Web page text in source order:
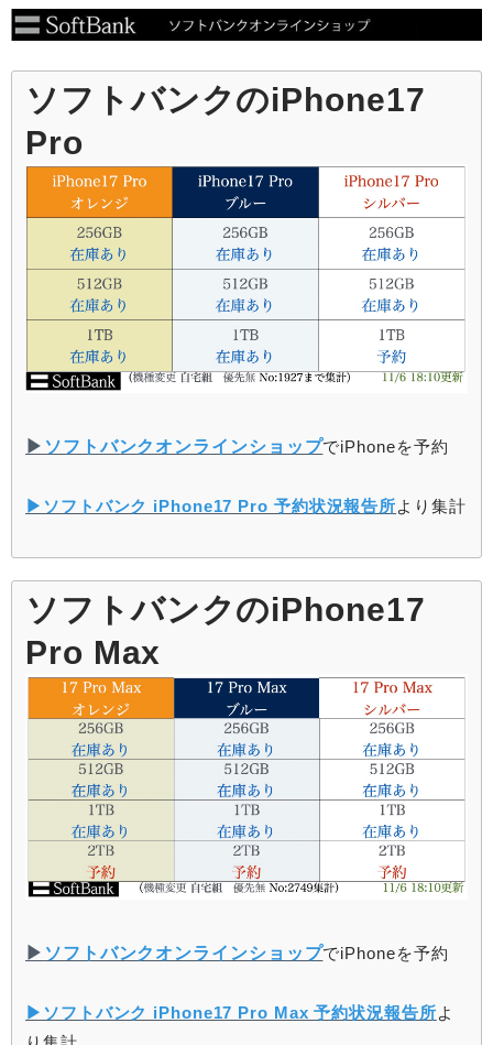
ソフトバンクのiPhone17
Pro
▶︎ ソフトバンクオンラインショップでiPhoneを予約
▶︎ソフトバンク iPhone17 Pro 予約状況報告所より集計
ソフトバンクのiPhone17
Pro Max
▶︎ ソフトバンクオンラインショップでiPhoneを予約
▶︎ソフトバンク iPhone17 Pro Max 予約状況報告所よ